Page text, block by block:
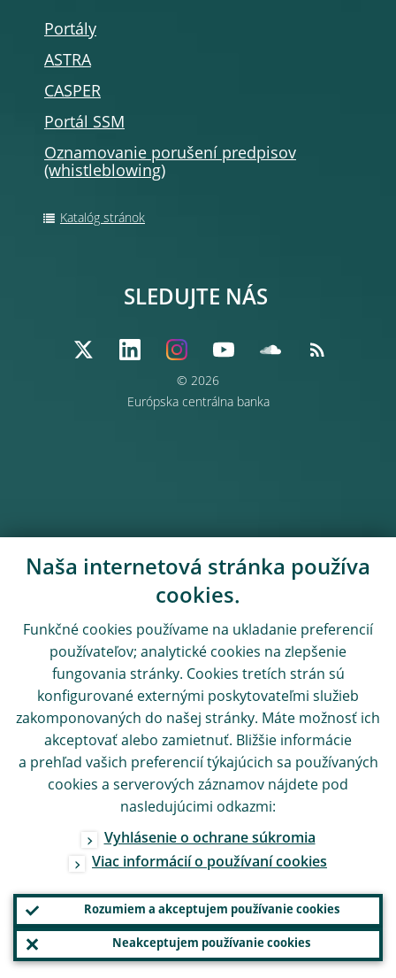
Portály
ASTRA
CASPER
Portál SSM
Oznamovanie porušení predpisov
(whistleblowing)
Katalóg stránok
© 2026
Európska centrálna banka
SLEDUJTE NÁS
Naša internetová stránka používa
cookies.
Funkčné cookies používame na ukladanie preferencií
používateľov; analytické cookies na zlepšenie
fungovania stránky. Cookies tretích strán sú
konfigurované externými poskytovateľmi služieb
zakomponovaných do našej stránky. Máte možnosť ich
akceptovať alebo zamietnuť. Bližšie informácie
a prehľad vašich preferencií týkajúcich sa používaných
cookies a serverových záznamov nájdete pod
nasledujúcimi odkazmi:
Vyhlásenie o ochrane súkromia
Viac informácií o používaní cookies
Rozumiem a akceptujem používanie cookies
Neakceptujem používanie cookies